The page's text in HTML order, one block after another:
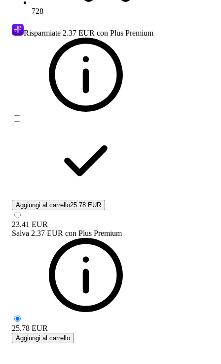
728
Risparmiate 2.37 EUR con Plus Premium
Aggiungi al carrello25.78 EUR
23.41 EUR
Salva 2.37 EUR con Plus Premium
25.78 EUR
Aggiungi al carrello